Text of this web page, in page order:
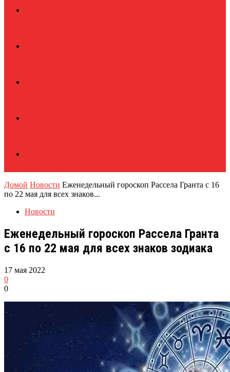
Домой Новости Еженедельный гороскоп Рассела Гранта с 16
по 22 мая для всех знаков...
Новости
Еженедельный гороскоп Рассела Гранта
с 16 по 22 мая для всех знаков зодиака
17 мая 2022
0
0